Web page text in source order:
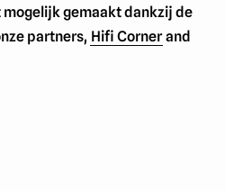
gemaakt dankzij de
partners, Hifi Corner and